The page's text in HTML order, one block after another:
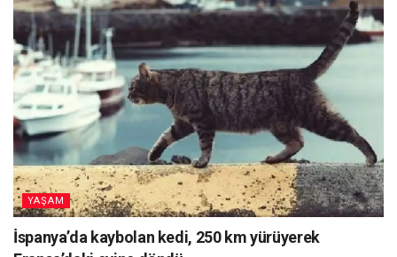
YAŞAM
İspanya’da kaybolan kedi, 250 km yürüyerek